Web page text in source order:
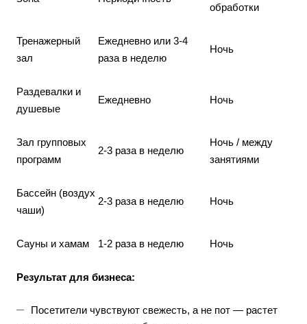
обработки
Тренажерный
зал
Ежедневно или 3-4
раза в неделю
Ночь
Раздевалки и
душевые
Ежедневно Ночь
Зал групповых
программ
2-3 раза в неделю
Ночь / между
занятиями
Бассейн (воздух
чаши)
2-3 раза в неделю Ночь
Сауны и хамам 1-2 раза в неделю Ночь
Результат для бизнеса:
Посетители чувствуют свежесть, а не пот — растет